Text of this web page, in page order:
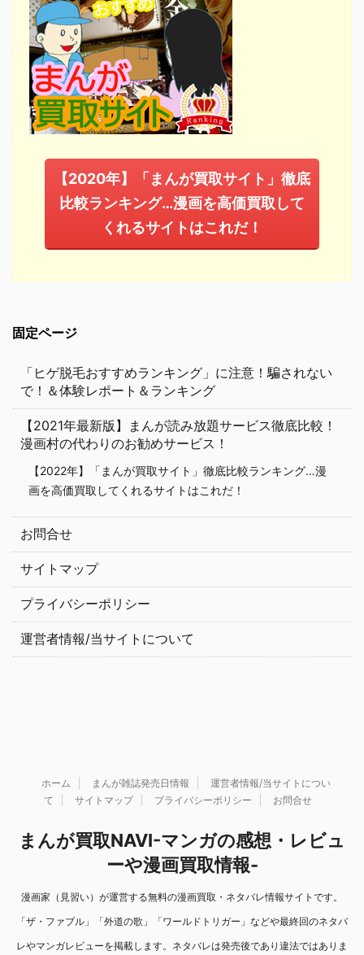
【2020年】「まんが買取サイト」徹底
比較ランキング…漫画を高価買取して
くれるサイトはこれだ！
固定ページ
「ヒゲ脱毛おすすめランキング」に注意！騙されない
で！＆体験レポート＆ランキング
【2021年最新版】まんが読み放題サービス徹底比較！
漫画村の代わりのお勧めサービス！
【2022年】「まんが買取サイト」徹底比較ランキング…漫
画を高価買取してくれるサイトはこれだ！
お問合せ
サイトマップ
プライバシーポリシー
運営者情報/当サイトについて
ホーム まんが雑誌発売日情報
運営者情報/当サイトについ
て
サイトマップ プライバシーポリシー お問合せ
まんが買取NAVI-マンガの感想・レビュ
ーや漫画買取情報-
漫画家（見習い）が運営する無料の漫画買取・ネタバレ情報サイトです。
「ザ・ファブル」「外道の歌」「ワールドトリガー」などや最終回のネタバ
レやマンガレビューを掲載します。ネタバレは発売後であり違法ではありま